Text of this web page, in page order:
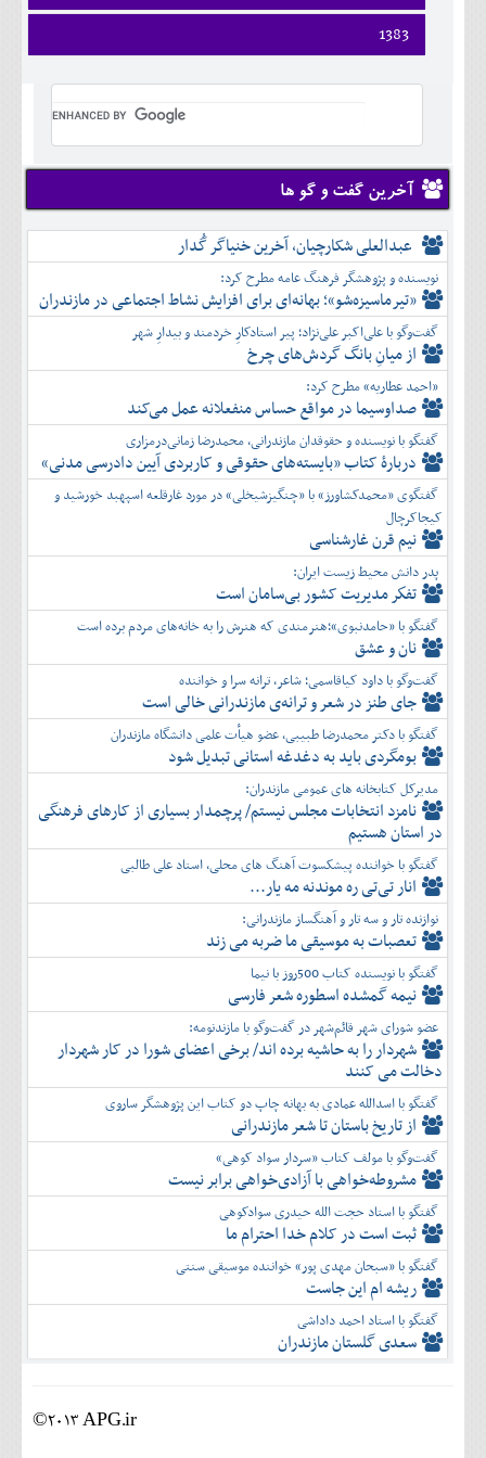
اسفند
دی
بهمن
آبان
آذر
دی
بهمن
شهريور
مهر
آبان
آذر
تير
مرداد
شهريور
مهر
دی
بهمن
اسفند
ارديبهشت
خرداد
تير
مرداد
آبان
آذر
دی
بهمن
اسفند
فروردين
ارديبهشت
خرداد
شهريور
مهر
آبان
آذر
دی
بهمن
اسفند
1383
فروردين
تير
مرداد
شهريور
مهر
آبان
آذر
دی
بهمن
اسفند
آخرین گفت و گو ها
عبدالعلی شکارچیان، آخرین خنیاگر گُدار
نویسنده و پژوهشگر فرهنگ عامه مطرح کرد:
«تیرماسیزه‌شو»؛ بهانه‌ای برای افزایش نشاط اجتماعی در مازندران
گفت‌وگو با علی‌اکبر علی‌نژاد؛ پیر استادکارِ خردمند و بیدارِ شهر
از میانِ بانگ گردش‌های چرخ
«احمد عطاریه» مطرح کرد:
صداوسیما در مواقع حساس منفعلانه عمل می‌کند
گفتگو با نویسنده و حقوقدان مازندرانی، محمدرضا زمانی‌درمزاری
دربارۀ کتاب ”بایسته‌های حقوقی و کاربردی آیین دادرسی مدنی»
گفتگوی «محمدکشاورز» با «چنگیزشیخلی» در مورد غارقلعه اسپهبد خورشید و
کیجاکرچال
نیم قرن غارشناسی
پدر دانش محیط زیست ایران:
تفكر مديريت کشور بی‌سامان است
گفتگو با «حامدنبوی»؛هنرمندی که هنرش را به خانه‌های مردم برده است
نان و عشق
گفت‌وگو با داود کیاقاسمی؛ شاعر، ترانه سرا و خواننده
جای طنز در شعر و ترانه‌ی مازندرانی خالی است
گفتگو با دکتر محمدرضا طبیبی، عضو هیأت علمی دانشگاه مازندران
بومگردی باید به دغدغه استانی تبدیل شود
مدیرکل کتابخانه های عمومی مازندران:
نامزد انتخابات مجلس نیستم/ پرچمدار بسیاری از کارهای فرهنگی
در استان هستیم
گفتگو با خواننده پیشکسوت آهنگ های محلی، استاد علی طالبی
انار تی‌تی ره موندنه مه یار...
نوازنده تار و سه تار و آهنگساز مازندرانی:
تعصبات به موسیقی ما ضربه می زند
گفتگو با نویسنده کتاب 500روز با نیما
نیمه گمشده اسطوره شعر فارسی
عضو شورای شهر قائم‌شهر در گفت‌و‌گو با مازندنومه:
شهردار را به حاشیه برده اند/ برخی اعضای شورا در کار شهردار
دخالت می کنند
گفتگو با اسدالله عمادی به بهانه چاپ دو کتاب این پژوهشگر ساروی
از تاریخ باستان تا شعر مازندرانی
گفت‌وگو با مولف کتاب «سردار سواد کوهی»
مشروطه‌خواهی با آزادی‌خواهی برابر نیست
گفتگو با استاد حجت الله حیدری سوادکوهی
ثبت است در کلام خدا احترام ما
گفتگو با «سبحان مهدی پور» خواننده موسیقی سنتی
ریشه ام این جاست
گفتگو با استاد احمد داداشی
سعدی گلستان مازندران
©2013 APG.ir